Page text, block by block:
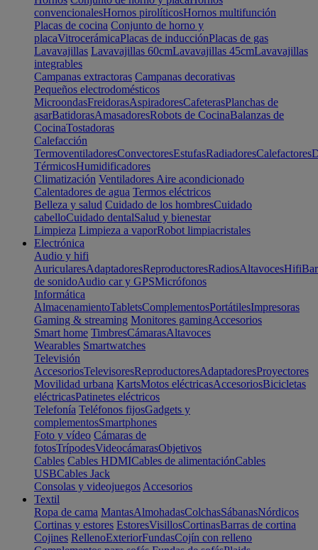
convencionalesHornos pirolíticosHornos multifunción
Placas de cocina Conjunto de horno y
placaVitrocerámicaPlacas de inducciónPlacas de gas
Lavavajillas Lavavajillas 60cmLavavajillas 45cmLavavajillas
integrables
Campanas extractoras Campanas decorativas
Pequeños electrodomésticos
MicroondasFreidorasAspiradoresCafeterasPlanchas de
asarBatidorasAmasadoresRobots de CocinaBalanzas de
CocinaTostadoras
Calefacción
TermoventiladoresConvectoresEstufasRadiadoresCalefactores
TérmicosHumidificadores
Climatización Ventiladores Aire acondicionado
Calentadores de agua Termos eléctricos
Belleza y salud Cuidado de los hombresCuidado
cabelloCuidado dentalSalud y bienestar
Limpieza Limpieza a vaporRobot limpiacristales
Electrónica
Audio y hifi
AuricularesAdaptadoresReproductoresRadiosAltavocesHifi
de sonidoAudio car y GPSMicrófonos
Informática
AlmacenamientoTabletsComplementosPortátilesImpresoras
Gaming & streaming Monitores gamingAccesorios
Smart home TimbresCámarasAltavoces
Wearables Smartwatches
Televisión
AccesoriosTelevisoresReproductoresAdaptadoresProyectores
Movilidad urbana KartsMotos eléctricasAccesoriosBicicletas
eléctricasPatinetes eléctricos
Telefonía Teléfonos fijosGadgets y
complementosSmartphones
Foto y vídeo Cámaras de
fotosTrípodesVideocámarasObjetivos
Cables Cables HDMICables de alimentaciónCables
USBCables Jack
Consolas y videojuegos Accesorios
Textil
Ropa de cama MantasAlmohadasColchasSábanasNórdicos
Cortinas y estores EstoresVisillosCortinasBarras de cortina
Cojines RellenoExteriorFundasCojín con relleno